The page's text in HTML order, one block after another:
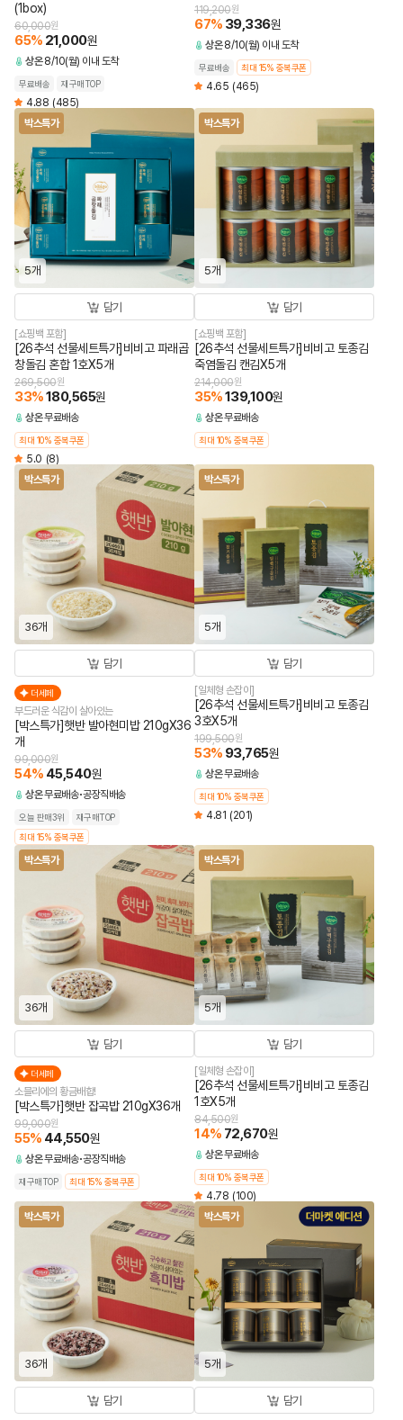
(1box)
60,000원
65% 21,000원
상온 8/10(월) 이내 도착
무료배송 재구매TOP
4.88 (485)
119,200원
67% 39,336원
상온 8/10(월) 이내 도착
무료배송 최대 15% 중복쿠폰
4.65 (465)
박스특가
5개
담기
[쇼핑백 포함]
[26추석 선물세트특가]비비고 파래곱
창돌김 혼합 1호X5개
269,500원
33%180,565원
상온무료배송
최대 10% 중복쿠폰
5.0 (8)
박스특가
5개
담기
[쇼핑백 포함]
[26추석 선물세트특가]비비고 토종김
죽염돌김 캔김X5개
214,000원
35%139,100원
상온무료배송
최대 10% 중복쿠폰
박스특가
36개
담기
더세페
부드러운 식감이 살아있는
[박스특가]햇반 발아현미밥 210gX36
개
99,000원
54% 45,540원
상온무료배송 공장직배송
오늘 판매3위
재구매TOP
최대 15% 중복쿠폰
박스특가
5개
담기
[일체형 손잡이]
[26추석 선물세트특가]비비고 토종김
3호X5개
199,500원
53% 93,765원
상온무료배송
최대 10% 중복쿠폰
4.81 (201)
박스특가
36개
담기
더세페
소믈리에의 황금배합!
[박스특가]햇반 잡곡밥 210gX36개
99,000원
55% 44,550원
상온무료배송 공장직배송
재구매TOP 최대 15% 중복쿠폰
박스특가
5개
담기
[일체형 손잡이]
[26추석 선물세트특가]비비고 토종김
1호X5개
84,500원
14% 72,670원
상온무료배송
최대 10% 중복쿠폰
4.78 (100)
박스특가
36개
담기
박스특가
5개
담기